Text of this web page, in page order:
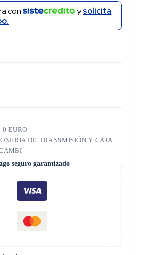
con ysolicita
EURO
DE TRANSMISIÓN Y CAJA
seguro garantizado